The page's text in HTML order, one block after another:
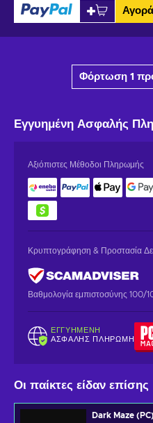
Φόρτωση 1
Εγγυημένη Ασφαλής
Αξιόπιστες Μέθοδοι Πληρωμής
Κρυπτογράφηση & Προστασία
Βαθμολογία εμπιστοσύνης 100/
ΕΓΓΥΗΜΈΝΗ
ΑΣΦΑΛΉΣ ΠΛΗΡΩΜΉ
Οι παίκτες είδαν επίσης
Dark Maze